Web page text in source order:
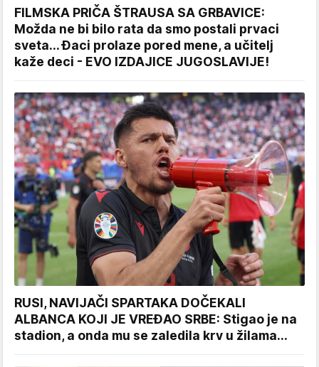
FILMSKA PRIČA ŠTRAUSA SA GRBAVICE:
Možda ne bi bilo rata da smo postali prvaci
sveta... Đaci prolaze pored mene, a učitelj
kaže deci - EVO IZDAJICE JUGOSLAVIJE!
RUSI, NAVIJAČI SPARTAKA DOČEKALI
ALBANCA KOJI JE VREĐAO SRBE: Stigao je na
stadion, a onda mu se zaledila krv u žilama...